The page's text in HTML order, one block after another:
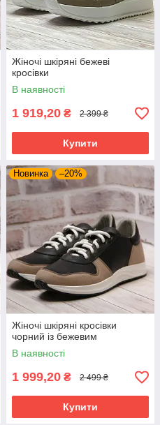
Жіночі шкіряні бежеві
кросівки
В наявності
1 919,20 ₴ 2 399 ₴
Купити
Новинка –20%
Жіночі шкіряні кросівки
чорний із бежевим
В наявності
1 999,20 ₴ 2 499 ₴
Купити